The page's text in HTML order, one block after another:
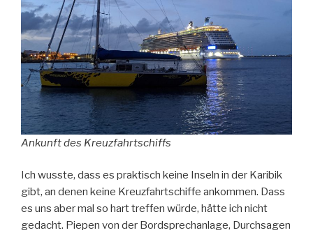
Ankunft des Kreuzfahrtschiffs
Ich wusste, dass es praktisch keine Inseln in der Karibik
gibt, an denen keine Kreuzfahrtschiffe ankommen. Dass
es uns aber mal so hart treffen würde, hätte ich nicht
gedacht. Piepen von der Bordsprechanlage, Durchsagen